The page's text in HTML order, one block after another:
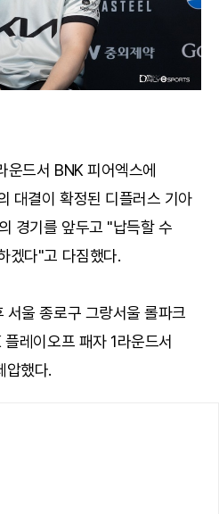
운드서 BNK 피어엑스에
대결이 확정된 디플러스 기아
경기를 앞두고 "납득할 수
겠다"고 다짐했다.
서울 종로구 그랑서울 롤파크
레이오프 패자 1라운드서
압했다.